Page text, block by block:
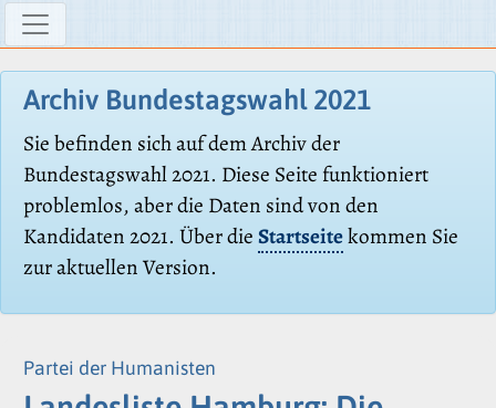
Archiv Bundestagswahl 2021
Sie befinden sich auf dem Archiv der
Bundestagswahl 2021. Diese Seite funktioniert
problemlos, aber die Daten sind von den
Kandidaten 2021. Über dieStartseitekommen Sie
zur aktuellen Version.
Partei der Humanisten